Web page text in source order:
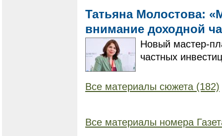
Татьяна Молостова:
внимание доходной
Новый мастер-
частных
Все материалы сюжета (182)
Все материалы номера